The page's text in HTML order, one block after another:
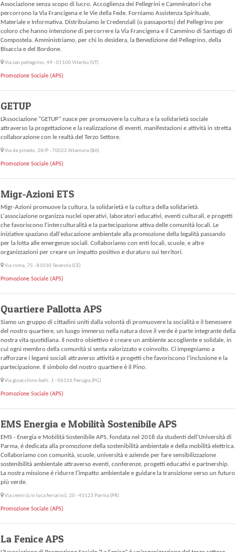
Associazione senza scopo di lucro. Accoglienza dei Pellegrini e Camminatori che
percorrono la Via Francigena e le Vie della Fede. Forniamo Assistenza Spirituale,
Materiale e Informativa. Distribuiamo le Credenziali (o passaporto) del Pellegrino per
coloro che hanno intenzione di percorrere la Via Francigena e il Cammino di Santiago di
Compostela. Amministriamo, per chi lo desidera, la Benedizione del Pellegrino, della
Bisaccia e del Bordone.
Via san pellegrino, 49 - 01100 Viterbo (VT)
Promozione Sociale (APS)
GETUP
L’Associazione "GETUP" nasce per promuovere la cultura e la solidarietà sociale
attraverso la progettazione e la realizzazione di eventi, manifestazioni e attività in stretta
collaborazione con le realtà del Terzo Settore.
Via de pinedo, 28/P - 70022 Altamura (BA)
Promozione Sociale (APS)
Migr-Azioni ETS
Migr-Azioni promuove la cultura, la solidarietà e la cultura della solidarietà.
L'associazione organizza nuclei operativi, laboratori educativi, eventi culturali, e progetti
che favoriscono l'interculturalità e la partecipazione attiva delle comunità locali. Le
iniziative spaziano dall'educazione ambientale alla promozione della legalità passando
per la lotta alle emergenze sociali. Collaboriamo con enti locali, scuole, e altre
organizzazioni per creare un impatto positivo e duraturo sui territori.
Via roma, 75 - 81030 Teverola (CE)
Promozione Sociale (APS)
Quartiere Pallotta APS
Siamo un gruppo di cittadini uniti dalla volontà di promuovere la socialità e il benessere
del nostro quartiere, un luogo immerso nella natura dove il verde è parte integrante della
nostra vita quotidiana. Il nostro obiettivo è creare un ambiente accogliente e solidale, in
cui ogni membro della comunità si senta valorizzato e coinvolto. Ci impegniamo a
rafforzare i legami sociali attraverso attività e progetti che favoriscono l'inclusione e la
partecipazione. Il simbolo del nostro quartiere è il Pino.
Via gioacchino belli, 1 - 06126 Perugia (PG)
Promozione Sociale (APS)
EMS Energia e Mobilità Sostenibile APS
EMS - Energia e Mobilità Sostenibile APS, fondata nel 2018 da studenti dell’Università di
Parma, é dedicata alla promozione della sostenibilità ambientale e della mobilità elettrica.
Collaboriamo con comunità, scuole, università e aziende per fare sensibilizzazione
sostenibilità ambientale attraverso eventi, conferenze, progetti educativi e partnership.
La nostra missione è ridurre l’impatto ambientale e guidare la transizione verso un futuro
più verde.
Via cenni (c/o luca ferrarini), 20 - 43123 Parma (PR)
Promozione Sociale (APS)
La Fenice APS